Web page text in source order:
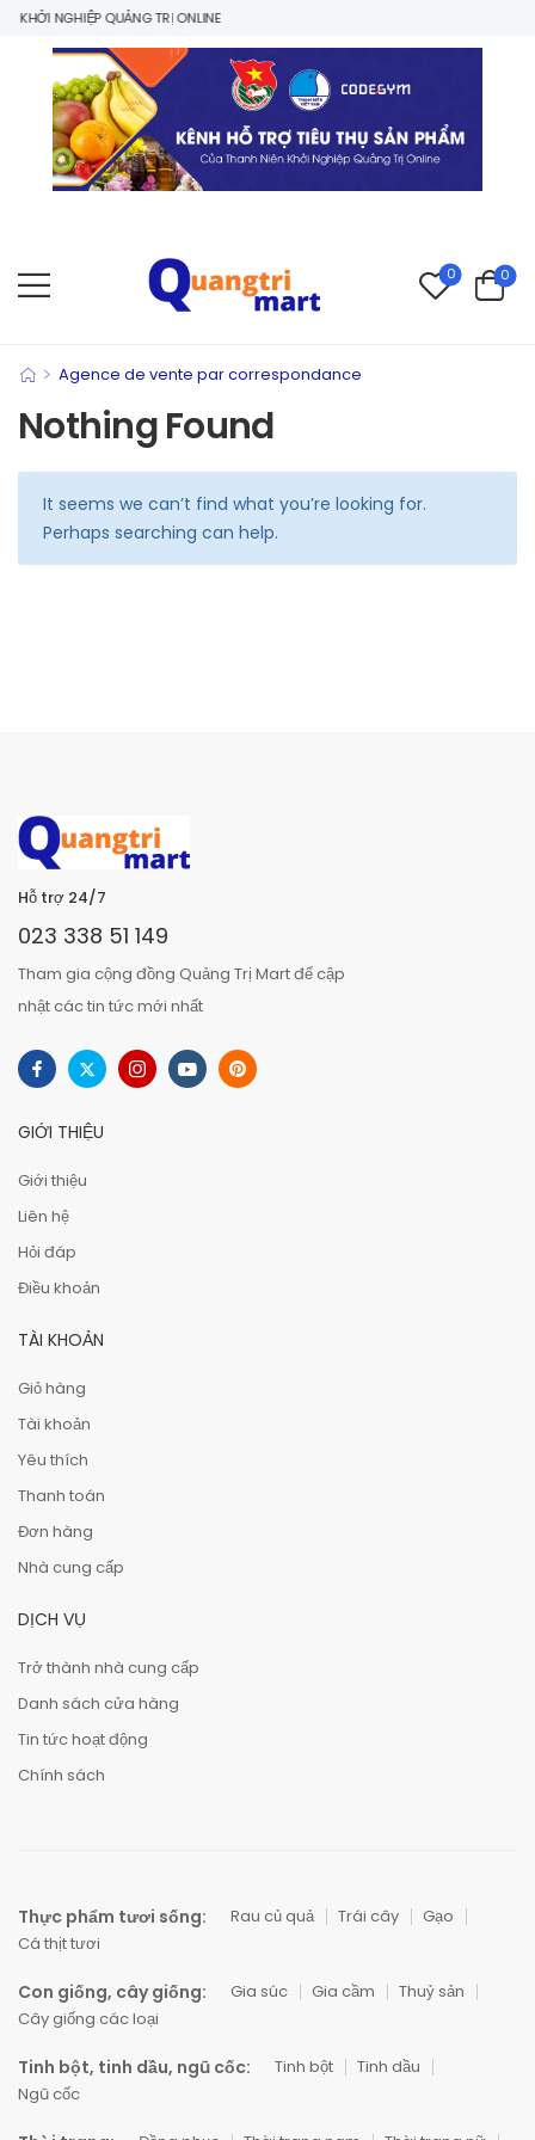
NGHIỆP QUẢNG TRỊ ONLINE
0 0
> Agence de vente par correspondance
Nothing Found
It seems we can’t find what you’re looking for.
Perhaps searching can help.
Hỗ trợ 24/7
023 338 51 149
Tham gia cộng đồng Quảng Trị Mart để cập
nhật các tin tức mới nhất
GIỚI THIỆU
Giới thiệu
Liên hệ
Hỏi đáp
Điều khoản
TÀI KHOẢN
Giỏ hàng
Tài khoản
Yêu thích
Thanh toán
Đơn hàng
Nhà cung cấp
DỊCH VỤ
Trở thành nhà cung cấp
Danh sách cửa hàng
Tin tức hoạt động
Chính sách
Thực phẩm tươi sống: Rau củ quả Trái cây
Gạo
Cá thịt tươi
Con giống, cây giống: Gia súc Gia cầm
Thuỷ sản
Cây giống các loại
Tinh bột, tinh dầu, ngũ cốc: Tinh bột
Tinh dầu
Ngũ cốc